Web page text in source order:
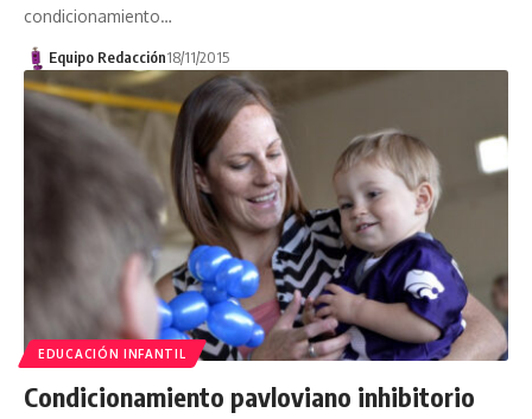
condicionamiento…
Equipo Redacción18/11/2015
EDUCACIÓN INFANTIL
Condicionamiento pavloviano inhibitorio